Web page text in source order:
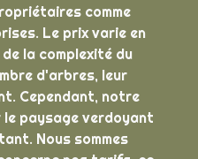
comme
Le prix varie en
la complexité du
d'arbres, leur
Cependant, notre
le paysage verdoyant
Nous sommes